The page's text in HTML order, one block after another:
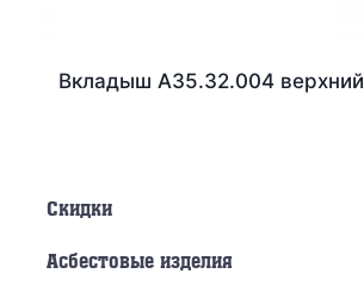
Вкладыш А35.32.004 верхний
Скидки
Асбестовые изделия